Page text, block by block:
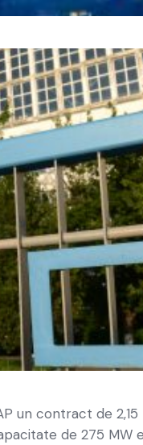
un contract de 2,15
de 275 MW